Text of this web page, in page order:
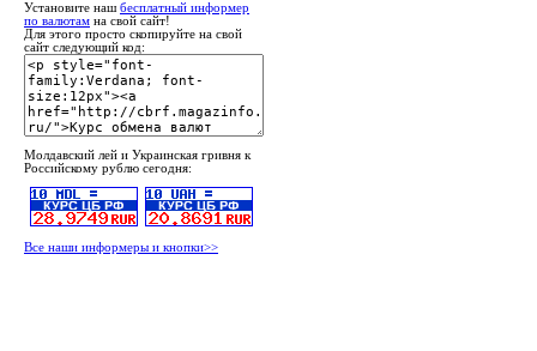
Установите наш бесплатный информер
по валютам на свой сайт!
Для этого просто скопируйте на свой
сайт следующий код:
Молдавский лей и Украинская гривня к
Российскому рублю сегодня:
Все наши информеры и кнопки>>